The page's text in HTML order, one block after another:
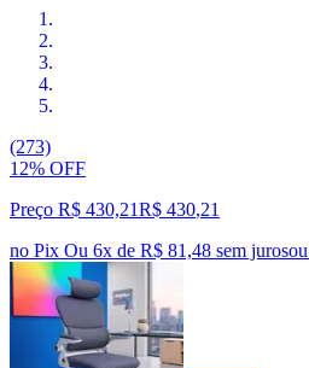
(273)
12% OFF
Preço R$ 430,21R$ 430,21
no Pix Ou 6x de R$ 81,48 sem jurosou